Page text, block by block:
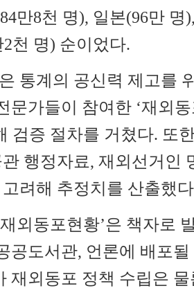
만8천 명), 일본(96만 명
2천 명) 순이었다.
통계의 공신력 제고를
문가들이 참여한 ‘재외
검증 절차를 거쳤다. 또
행정자료, 재외선거인
려해 추정치를 산출했다
재외동포현황’은 책자로
공도서관, 언론에 배포
재외동포 정책 수립은